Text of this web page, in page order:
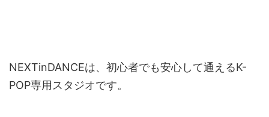
NEXTinDANCEは、初心者でも安心して通えるK-
POP専用スタジオです。